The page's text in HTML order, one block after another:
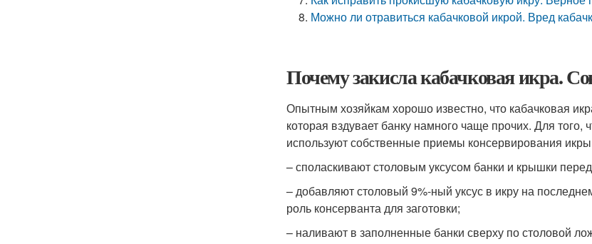
Можно ли отравиться кабачковой икрой. Вред
Почему закисла кабачковая икра.
Опытным хозяйкам хорошо известно, что кабачковая
которая вздувает банку намного чаще прочих. Для
используют собственные приемы консервирования
– споласкивают столовым уксусом банки и крышки
– добавляют столовый 9%-ный уксус в икру на
роль консерванта для заготовки;
– наливают в заполненные банки сверху по столовой